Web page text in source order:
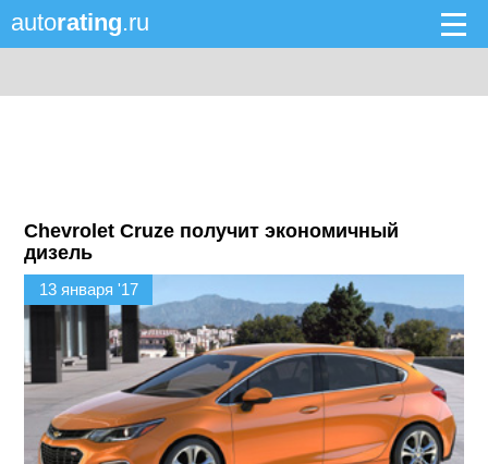
autorating.ru
Chevrolet Cruze получит экономичный
дизель
13 января '17